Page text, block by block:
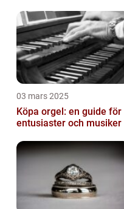
03 mars 2025
Köpa orgel: en guide för
entusiaster och musiker